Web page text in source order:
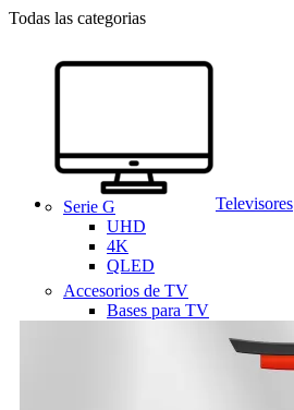
Todas las categorias
Televisores
Serie G
UHD
4K
QLED
Accesorios de TV
Bases para TV